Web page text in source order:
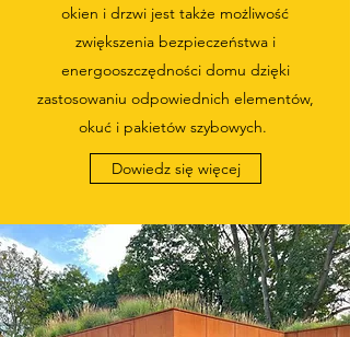
okien i drzwi jest także możliwość
zwiększenia bezpieczeństwa i
energooszczędności domu dzięki
zastosowaniu odpowiednich elementów,
okuć i pakietów szybowych.
Dowiedz się więcej